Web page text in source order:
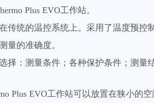
Plus EVO工作站。
传统的温控系统上。采用了温度预
量的准确度。
择：测量条件；各种保护条件；测
Plus EVO工作站可以放置在狭小的空